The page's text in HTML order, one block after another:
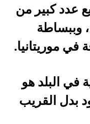
اجتماع
حول
أكوا
الطاقة (PPA)
وزير
الماضي